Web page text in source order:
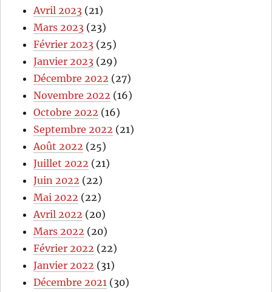
Avril 2023 (21)
Mars 2023 (23)
Février 2023 (25)
Janvier 2023 (29)
Décembre 2022 (27)
Novembre 2022 (16)
Octobre 2022 (16)
Septembre 2022 (21)
Août 2022 (25)
Juillet 2022 (21)
Juin 2022 (22)
Mai 2022 (22)
Avril 2022 (20)
Mars 2022 (20)
Février 2022 (22)
Janvier 2022 (31)
Décembre 2021 (30)